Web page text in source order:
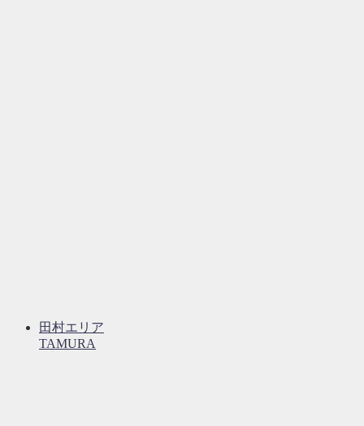
田村エリア
TAMURA